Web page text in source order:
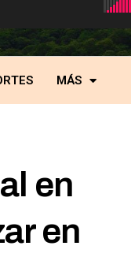
MÁS
en
en